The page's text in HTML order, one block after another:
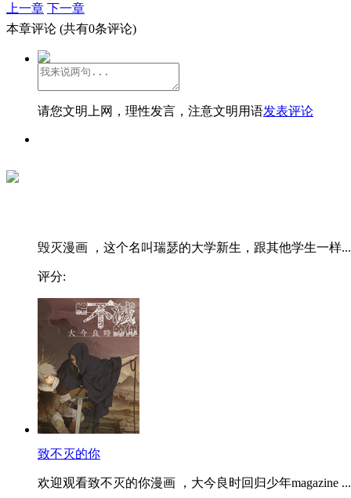
上一章 下一章
本章评论 (共有0条评论)
请您文明上网，理性发言，注意文明用语发表评论
毁灭漫画 ，这个名叫瑞瑟的大学新生，跟其他学生一样...
评分:
致不灭的你
欢迎观看致不灭的你漫画 ，大今良时回归少年magazine ...